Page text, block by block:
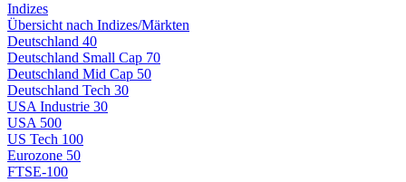
Indizes
Übersicht nach Indizes/Märkten
Deutschland 40
Deutschland Small Cap 70
Deutschland Mid Cap 50
Deutschland Tech 30
USA Industrie 30
USA 500
US Tech 100
Eurozone 50
FTSE-100